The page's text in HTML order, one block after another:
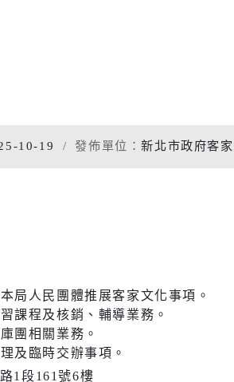
學習階段資源
組
網
社會救助
老人福利機構
脆弱家庭服務
10-19 發佈單位：新北市政府客
局人民團體推展客家文化事項。
課程及核銷、輔導業務。
團相關業務。
及臨時交辦事項。
1段161號6樓